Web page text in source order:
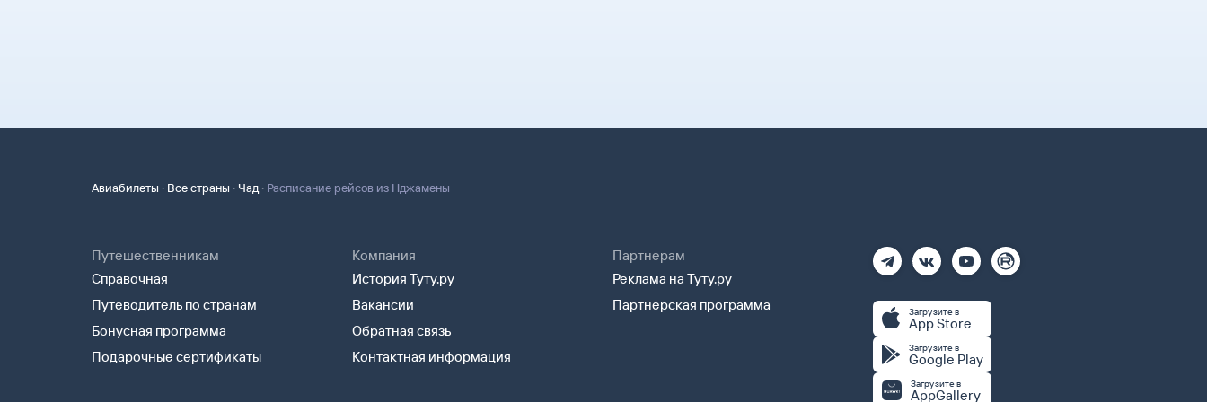
Авиабилеты · Все страны · Чад· Расписание рейсов из Нджамены
Путешественникам
Справочная
Путеводитель по странам
Бонусная программа
Подарочные сертификаты
Компания
История Туту.ру
Вакансии
Обратная связь
Контактная информация
Партнерам
Реклама на Туту.ру
Партнерская программа
Загрузите в
App Store
Загрузите в
Google Play
Загрузите в
AppGallery